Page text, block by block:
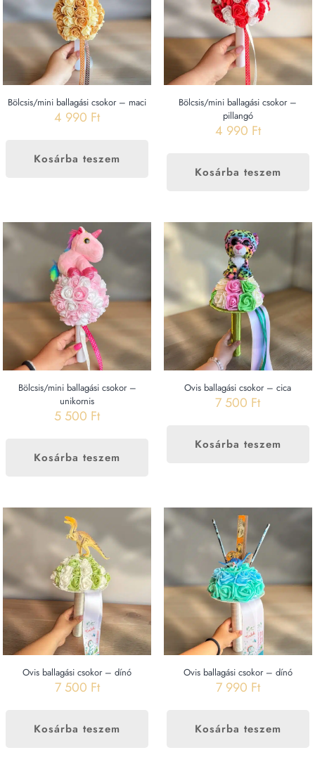
Bölcsis/mini ballagási csokor – maci
4 990 Ft
Kosárba teszem
Bölcsis/mini ballagási csokor –
pillangó
4 990 Ft
Kosárba teszem
Bölcsis/mini ballagási csokor –
unikornis
5 500 Ft
Kosárba teszem
Ovis ballagási csokor – cica
7 500 Ft
Kosárba teszem
Ovis ballagási csokor – dínó
7 500 Ft
Kosárba teszem
Ovis ballagási csokor – dínó
7 990 Ft
Kosárba teszem